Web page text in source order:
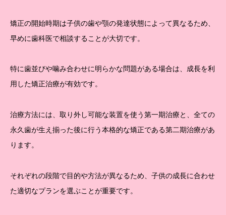
矯正の開始時期は子供の歯や顎の発達状態によって異なるため、
早めに歯科医で相談することが大切です。
特に歯並びや噛み合わせに明らかな問題がある場合は、成長を利
用した矯正治療が有効です。
治療方法には、取り外し可能な装置を使う第一期治療と、全ての
永久歯が生え揃った後に行う本格的な矯正である第二期治療があ
ります。
それぞれの段階で目的や方法が異なるため、子供の成長に合わせ
た適切なプランを選ぶことが重要です。